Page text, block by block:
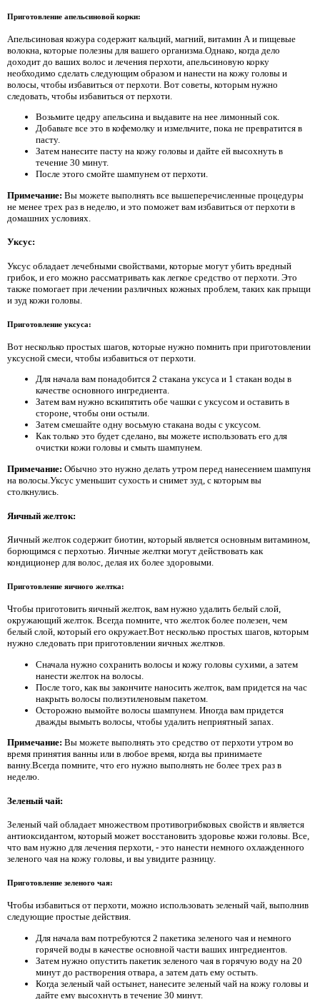
Приготовление апельсиновой корки:
Апельсиновая кожура содержит кальций, магний, витамин А и пищевые
волокна, которые полезны для вашего организма.Однако, когда дело
доходит до ваших волос и лечения перхоти, апельсиновую корку
необходимо сделать следующим образом и нанести на кожу головы и
волосы, чтобы избавиться от перхоти. Вот советы, которым нужно
следовать, чтобы избавиться от перхоти.
Возьмите цедру апельсина и выдавите на нее лимонный сок.
Добавьте все это в кофемолку и измельчите, пока не превратится в
пасту.
Затем нанесите пасту на кожу головы и дайте ей высохнуть в
течение 30 минут.
После этого смойте шампунем от перхоти.
Примечание: Вы можете выполнять все вышеперечисленные процедуры
не менее трех раз в неделю, и это поможет вам избавиться от перхоти в
домашних условиях.
Уксус:
Уксус обладает лечебными свойствами, которые могут убить вредный
грибок, и его можно рассматривать как легкое средство от перхоти. Это
также помогает при лечении различных кожных проблем, таких как прыщи
и зуд кожи головы.
Приготовление уксуса:
Вот несколько простых шагов, которые нужно помнить при приготовлении
уксусной смеси, чтобы избавиться от перхоти.
Для начала вам понадобится 2 стакана уксуса и 1 стакан воды в
качестве основного ингредиента.
Затем вам нужно вскипятить обе чашки с уксусом и оставить в
стороне, чтобы они остыли.
Затем смешайте одну восьмую стакана воды с уксусом.
Как только это будет сделано, вы можете использовать его для
очистки кожи головы и смыть шампунем.
Примечание: Обычно это нужно делать утром перед нанесением шампуня
на волосы.Уксус уменьшит сухость и снимет зуд, с которым вы
столкнулись.
Яичный желток:
Яичный желток содержит биотин, который является основным витамином,
борющимся с перхотью. Яичные желтки могут действовать как
кондиционер для волос, делая их более здоровыми.
Приготовление яичного желтка:
Чтобы приготовить яичный желток, вам нужно удалить белый слой,
окружающий желток. Всегда помните, что желток более полезен, чем
белый слой, который его окружает.Вот несколько простых шагов, которым
нужно следовать при приготовлении яичных желтков.
Сначала нужно сохранить волосы и кожу головы сухими, а затем
нанести желток на волосы.
После того, как вы закончите наносить желток, вам придется на час
накрыть волосы полиэтиленовым пакетом.
Осторожно вымойте волосы шампунем. Иногда вам придется
дважды вымыть волосы, чтобы удалить неприятный запах.
Примечание: Вы можете выполнять это средство от перхоти утром во
время принятия ванны или в любое время, когда вы принимаете
ванну.Всегда помните, что его нужно выполнять не более трех раз в
неделю.
Зеленый чай:
Зеленый чай обладает множеством противогрибковых свойств и является
антиоксидантом, который может восстановить здоровье кожи головы. Все,
что вам нужно для лечения перхоти, - это нанести немного охлажденного
зеленого чая на кожу головы, и вы увидите разницу.
Приготовление зеленого чая:
Чтобы избавиться от перхоти, можно использовать зеленый чай, выполнив
следующие простые действия.
Для начала вам потребуются 2 пакетика зеленого чая и немного
горячей воды в качестве основной части ваших ингредиентов.
Затем нужно опустить пакетик зеленого чая в горячую воду на 20
минут до растворения отвара, а затем дать ему остыть.
Когда зеленый чай остынет, нанесите зеленый чай на кожу головы и
дайте ему высохнуть в течение 30 минут.